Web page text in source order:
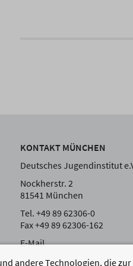
andere Technologien, die
KONTAKT MÜNCHEN
Deutsches Jugendinstitut
Nockherstr. 2
81541 München
Tel. +49 89 62306-0
Fax +49 89 62306-162
E-Mail